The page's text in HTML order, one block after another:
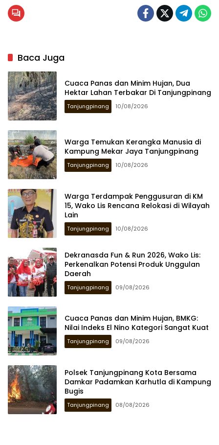
Baca Juga
Cuaca Panas dan Minim Hujan, Dua
Hektar Lahan Terbakar Di Tanjungpinang
Tanjungpinang 10/08/2026
Warga Temukan Kerangka Manusia di
Kampung Mekar Jaya Tanjungpinang
Tanjungpinang 10/08/2026
Warga Terdampak Penggusuran di KM
15, Wako Lis Rencana Relokasi di Wilayah
Lain
Tanjungpinang 10/08/2026
Dekranasda Fun & Run 2026, Wako Lis:
Perkenalkan Potensi Produk Unggulan
Daerah
Tanjungpinang 09/08/2026
Cuaca Panas dan Minim Hujan, BMKG:
Nilai Indeks El Nino Kategori Sangat Kuat
Tanjungpinang 09/08/2026
Polsek Tanjungpinang Kota Bersama
Damkar Padamkan Karhutla di Kampung
Bugis
Tanjungpinang 08/08/2026